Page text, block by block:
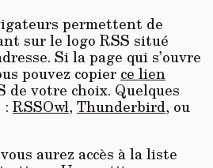
permettent de
sur le logo RSS situé
Si la page qui s’ouvre
pouvez copier ce lien
de votre choix. Quelques
: RSSOwl, Thunderbird, ou
aurez accès à la liste